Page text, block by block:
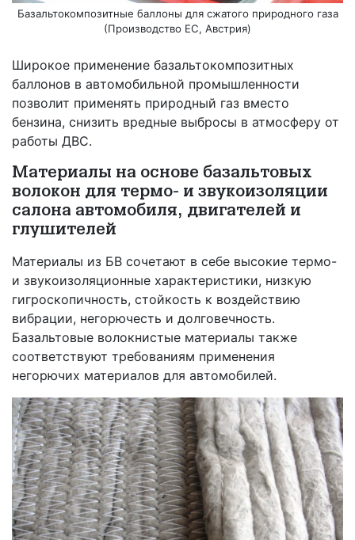
Базальтокомпозитные баллоны для сжатого природного газа
(Производство ЕС, Австрия)
Широкое применение базальтокомпозитных
баллонов в автомобильной промышленности
позволит применять природный газ вместо
бензина, снизить вредные выбросы в атмосферу от
работы ДВС.
Материалы на основе базальтовых
волокон для термо- и звукоизоляции
салона автомобиля, двигателей и
глушителей
Материалы из БВ сочетают в себе высокие термо-
и звукоизоляционные характеристики, низкую
гигроскопичность, стойкость к воздействию
вибрации, негорючесть и долговечность.
Базальтовые волокнистые материалы также
соответствуют требованиям применения
негорючих материалов для автомобилей.